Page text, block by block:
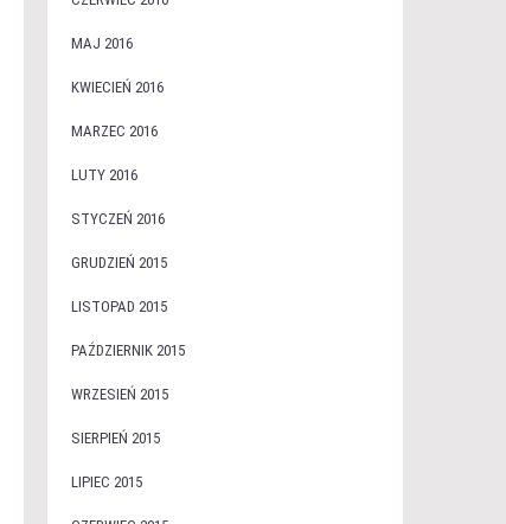
MAJ 2016
KWIECIEŃ 2016
MARZEC 2016
LUTY 2016
STYCZEŃ 2016
GRUDZIEŃ 2015
LISTOPAD 2015
PAŹDZIERNIK 2015
WRZESIEŃ 2015
SIERPIEŃ 2015
LIPIEC 2015